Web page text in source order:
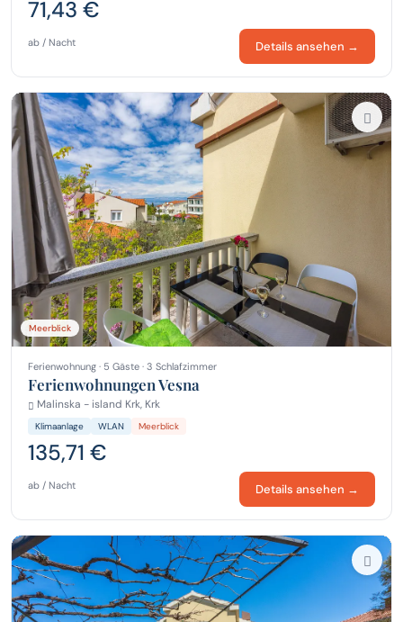
71,43 €
ab / Nacht Details ansehen →
Meerblick
Ferienwohnung · 5 Gäste · 3 Schlafzimmer
Ferienwohnungen Vesna
Malinska - island Krk, Krk
Klimaanlage WLAN Meerblick
135,71 €
ab / Nacht Details ansehen →